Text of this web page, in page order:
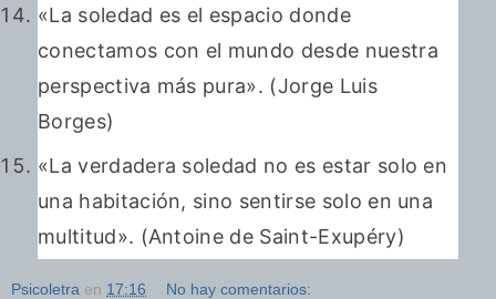
«La soledad es el espacio donde
conectamos con el mundo desde nuestra
perspectiva más pura». (Jorge Luis
Borges)
«La verdadera soledad no es estar solo en
una habitación, sino sentirse solo en una
multitud». (Antoine de Saint-Exupéry)
Psicoletra en 17:16 No hay comentarios: